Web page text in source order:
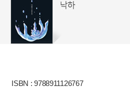
ISBN : 9788911126767